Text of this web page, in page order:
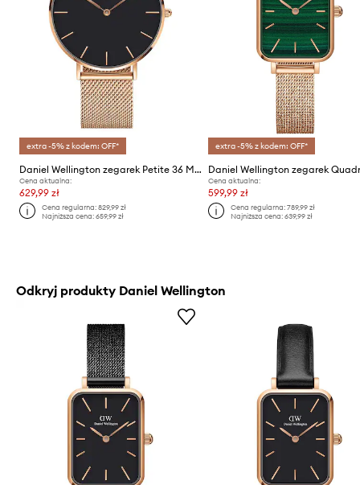
extra -5% z kodem: OFF*
Daniel Wellington zegarek Petite 36 Melrose
Cena aktualna:
629,99 zł
Cena regularna:829,99 zł
Najniższa cena:659,99 zł
extra -5% z kodem: OFF*
Cena aktualna:
599,99 zł
Cena regularna: 789,99 zł
Najniższa cena: 639,99 zł
Odkryj produkty Daniel Wellington